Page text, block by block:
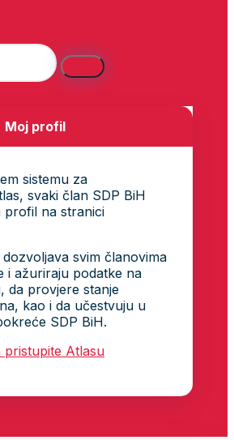
Moj profil
sistemu za
svaki član SDP BiH
profil na stranici
svim članovima
i ažuriraju podatke na
da provjere stanje
kao i da učestvuju u
SDP BiH.
pristupite Atlasu